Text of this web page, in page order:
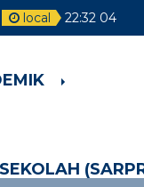
local 22:32 06